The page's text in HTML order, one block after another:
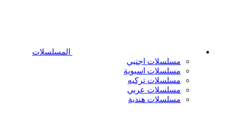
المسلسلات
مسلسلات اجنبي
مسلسلات اسيوية
مسلسلات تركيه
مسلسلات عربي
مسلسلات هندية